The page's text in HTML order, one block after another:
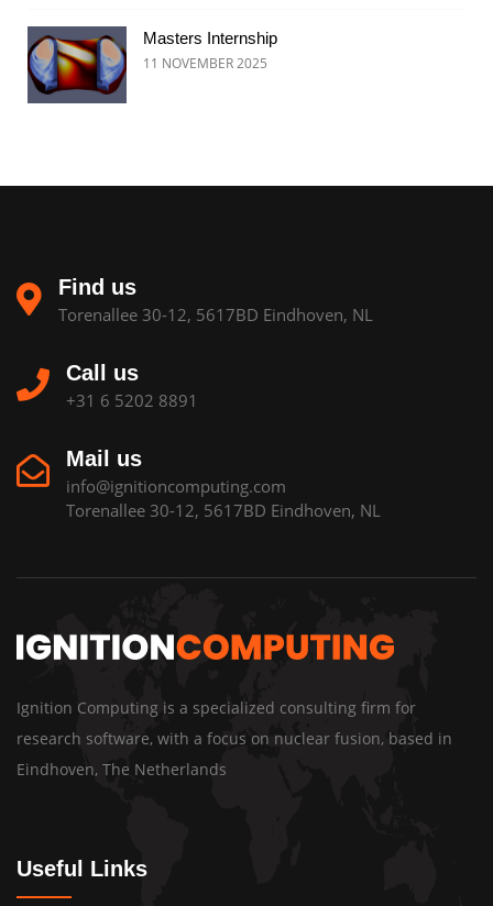
Masters Internship
11 NOVEMBER 2025
Find us
Torenallee 30-12, 5617BD Eindhoven, NL
Call us
+31 6 5202 8891
Mail us
info@ignitioncomputing.com
Torenallee 30-12, 5617BD Eindhoven, NL
Ignition Computing is a specialized consulting firm for
research software, with a focus on nuclear fusion, based in
Eindhoven, The Netherlands
Useful Links